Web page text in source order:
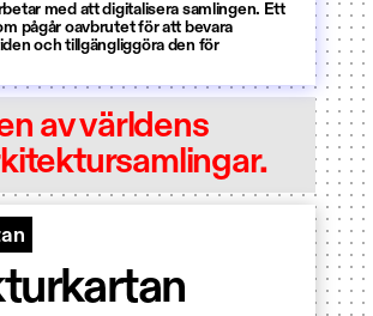
med att digitalisera samlingen. Ett
pågår oavbrutet för att bevara
och tillgängliggöra den för
av världens